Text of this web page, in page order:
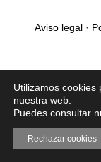
Aviso legal·
Utilizamos cookies
nuestra web.
Puedes consultar
Rechazar cookies